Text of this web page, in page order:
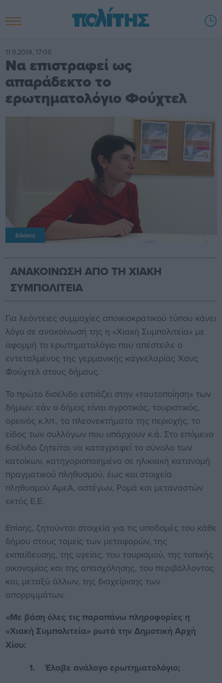
11.9.2014, 17:06
Να επιστραφεί ως
απαράδεκτο το
ερωτηματολόγιο Φούχτελ
Ειδήσεις
ΑΝΑΚΟΙΝΩΣΗ ΑΠΟ ΤΗ ΧΙΑΚΗ
ΣΥΜΠΟΛΙΤΕΙΑ
Για λεόντειες συμμαχίες αποικιοκρατικού τύπου κάνει
λόγο σε ανακοίνωσή της η «Χιακή Συμπολιτεία» με
αφορμή το ερωτηματολόγιο που απέστειλε ο
εντεταλμένος της γερμανικής καγκελαρίας Χανς
Φούχτελ στους δήμους.
Το πρώτο δισέλιδο εστιάζει στην «ταυτοποίηση» των
δήμων: εάν ο δήμος είναι αγροτικός, τουριστικός,
ορεινός κ.λπ., τα πλεονεκτήματα της περιοχής, το
είδος των συλλόγων που υπάρχουν κ.ά. Στο επόμενο
6σέλιδο ζητείται να καταγραφεί το σύνολο των
κατοίκων, κατηγοριοποιημένο σε ηλικιακή κατανομή
πραγματικού πληθυσμού, έως και στοιχεία
πληθυσμού ΑμεΑ, αστέγων, Ρομά και μεταναστών
εκτός Ε.Ε.
Επίσης, ζητούνται στοιχεία για τις υποδομές του κάθε
δήμου στους τομείς των μεταφορών, της
εκπαίδευσης, της υγείας, του τουρισμού, της τοπικής
οικονομίας και της απασχόλησης, του περιβάλλοντος
και, μεταξύ άλλων, της διαχείρισης των
απορριμμάτων.
«Με βάση όλες τις παραπάνω πληροφορίες η
«Χιακή Συμπολιτεία» ρωτά την Δημοτική Αρχή
Χίου:
1. Έλαβε ανάλογο ερωτηματολόγιο;